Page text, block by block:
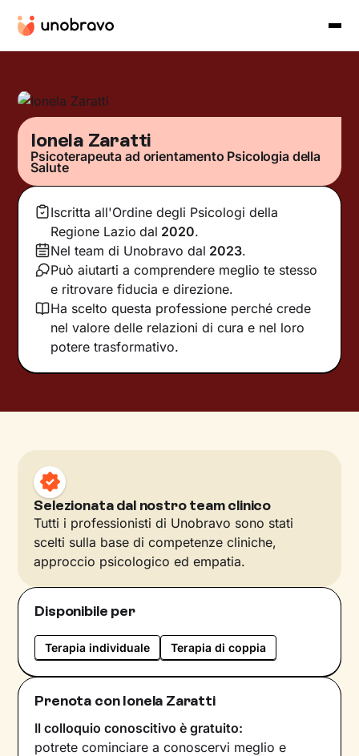
Ionela Zaratti
Psicoterapeuta ad orientamento Psicologia della
Salute
Iscritta all'Ordine degli Psicologi della
Regione Lazio dal 2020.
Nel team di Unobravo dal 2023.
Può aiutarti a comprendere meglio te stesso
e ritrovare fiducia e direzione.
Ha scelto questa professione perché crede
nel valore delle relazioni di cura e nel loro
potere trasformativo.
Selezionata dal nostro team clinico
Tutti i professionisti di Unobravo sono stati
scelti sulla base di competenze cliniche,
approccio psicologico ed empatia.
Disponibile per
Terapia individuale Terapia di coppia
Prenota con Ionela Zaratti
Il colloquio conoscitivo è gratuito:
potrete cominciare a conoscervi meglio e